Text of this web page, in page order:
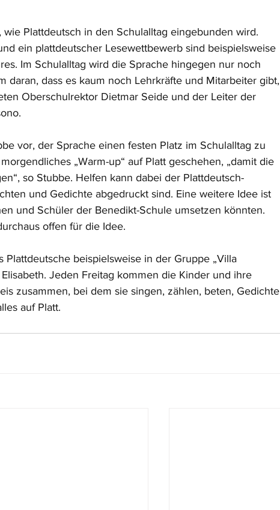
Plattdeutsch in den Schulalltag eingebunden wird.
ein plattdeutscher Lesewettbewerb sind beispielsweise
Im Schulalltag wird die Sprache hingegen nur noch
daran, dass es kaum noch Lehrkräfte und Mitarbeiter gibt,
Oberschulrektor Dietmar Seide und der Leiter der
vor, der Sprache einen festen Platz im Schulalltag zu
„Warm-up“ auf Platt geschehen, „damit die
so Stubbe. Helfen kann dabei der Plattdeutsch-
und Gedichte abgedruckt sind. Eine weitere Idee ist
und Schüler der Benedikt-Schule umsetzen könnten.
offen für die Idee.
Plattdeutsche beispielsweise in der Gruppe „Villa
Jeden Freitag kommen die Kinder und ihre
zusammen, bei dem sie singen, zählen, beten, Gedichte
auf Platt.